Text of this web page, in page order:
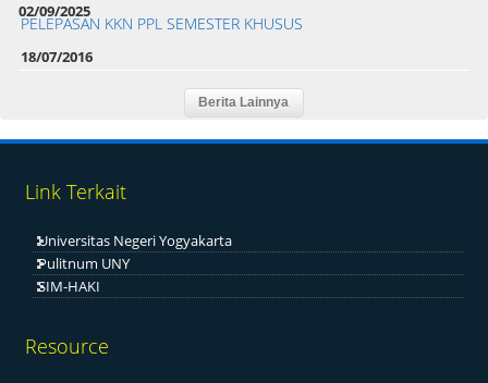
02/09/2025
PELEPASAN KKN PPL SEMESTER KHUSUS
18/07/2016
Link Terkait
Universitas Negeri Yogyakarta
Pulitnum UNY
SIM-HAKI
Resource